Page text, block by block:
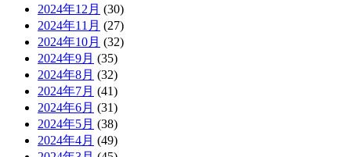
2024年12月 (30)
2024年11月 (27)
2024年10月 (32)
2024年9月 (35)
2024年8月 (32)
2024年7月 (41)
2024年6月 (31)
2024年5月 (38)
2024年4月 (49)